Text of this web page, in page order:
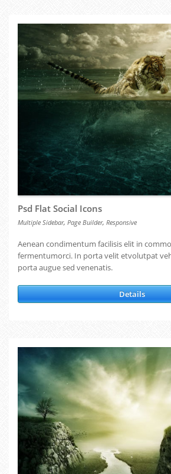
Psd Flat Social Icons
Multiple Sidebar, Page Builder, Responsive
Aenean condimentum facilisis elit in
fermentumorci. In porta velit etvolutpat
porta augue sed venenatis.
Details